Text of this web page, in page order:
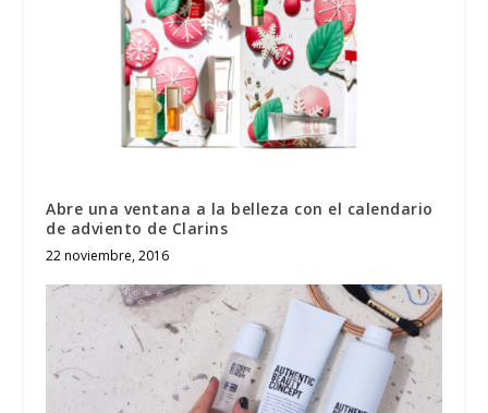
Abre una ventana a la belleza con el calendario
de adviento de Clarins
22 noviembre, 2016